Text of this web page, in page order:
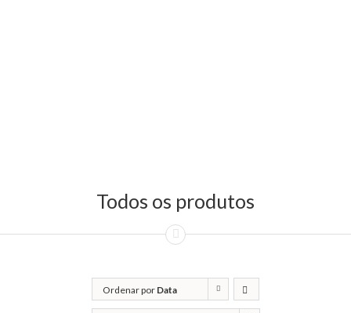
Todos os produtos
Ordenar por Data